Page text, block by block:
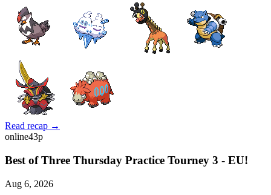
Read recap →
online43p
Best of Three Thursday Practice Tourney 3 - EU!
Aug 6, 2026